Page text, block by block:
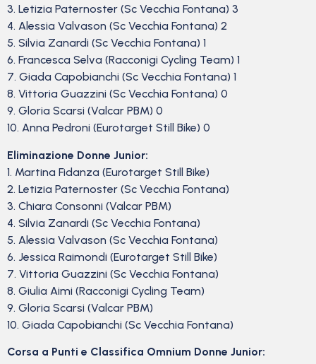
3. Letizia Paternoster (Sc Vecchia Fontana) 3
4. Alessia Valvason (Sc Vecchia Fontana) 2
5. Silvia Zanardi (Sc Vecchia Fontana) 1
6. Francesca Selva (Racconigi Cycling Team) 1
7. Giada Capobianchi (Sc Vecchia Fontana) 1
8. Vittoria Guazzini (Sc Vecchia Fontana) 0
9. Gloria Scarsi (Valcar PBM) 0
10. Anna Pedroni (Eurotarget Still Bike) 0
Eliminazione Donne Junior:
1. Martina Fidanza (Eurotarget Still Bike)
2. Letizia Paternoster (Sc Vecchia Fontana)
3. Chiara Consonni (Valcar PBM)
4. Silvia Zanardi (Sc Vecchia Fontana)
5. Alessia Valvason (Sc Vecchia Fontana)
6. Jessica Raimondi (Eurotarget Still Bike)
7. Vittoria Guazzini (Sc Vecchia Fontana)
8. Giulia Aimi (Racconigi Cycling Team)
9. Gloria Scarsi (Valcar PBM)
10. Giada Capobianchi (Sc Vecchia Fontana)
Corsa a Punti e Classifica Omnium Donne Junior: